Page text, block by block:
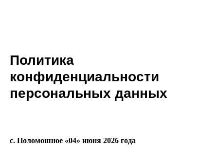
Политика
конфиденциальности
персональных данных
с. Поломошное «04» июня 2026 года